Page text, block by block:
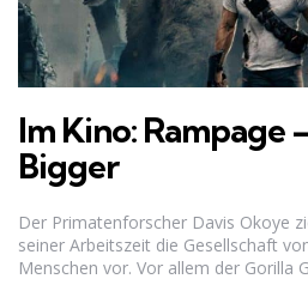
Im Kino: Rampage
Bigger
Der Primatenforscher Davis Okoye
seiner Arbeitszeit die Gesellschaft
Menschen vor. Vor allem der Gorilla